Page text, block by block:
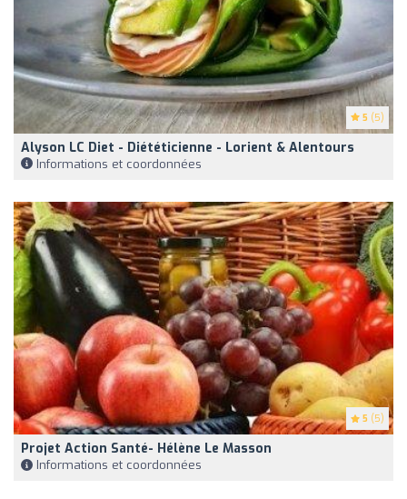
5 (5)
Alyson LC Diet - Diététicienne - Lorient & Alentours
Informations et coordonnées
5 (5)
Projet Action Santé- Hélène Le Masson
Informations et coordonnées